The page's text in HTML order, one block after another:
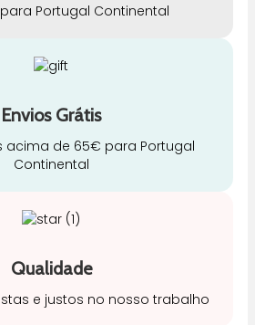
Portugal Continental
Envios Grátis
acima de 65€ para Portugal
Continental
Qualidade
e justos no nosso trabalho